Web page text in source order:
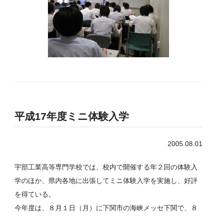
平成17年度ミニ体験入学
2005.08.01
宇部工業高等専門学校では、校内で開催する年２回の体験入
学のほか、県内各地に出張してミニ体験入学を実施し、好評
を得ている。
今年度は、８月１日（月）に下関市の海峡メッセ下関で、８